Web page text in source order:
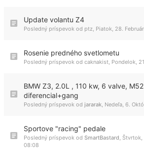
Update volantu Z4
Posledný príspevok od ptz Piatok, 28.
Rosenie predného svetlometu
Posledný príspevok od caknakist Pondelok,
BMW Z3, 2.0L , 110 kw, 6 valve,
diferencial+gang
Posledný príspevok od jararak Nedeľa, 6.
Sportove "racing" pedale
Posledný príspevok od SmartBastard Štvrtok,
08:08